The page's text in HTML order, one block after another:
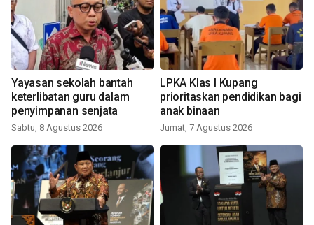
Yayasan sekolah bantah
keterlibatan guru dalam
penyimpanan senjata
Sabtu, 8 Agustus 2026
LPKA Klas I Kupang
prioritaskan pendidikan bagi
anak binaan
Jumat, 7 Agustus 2026